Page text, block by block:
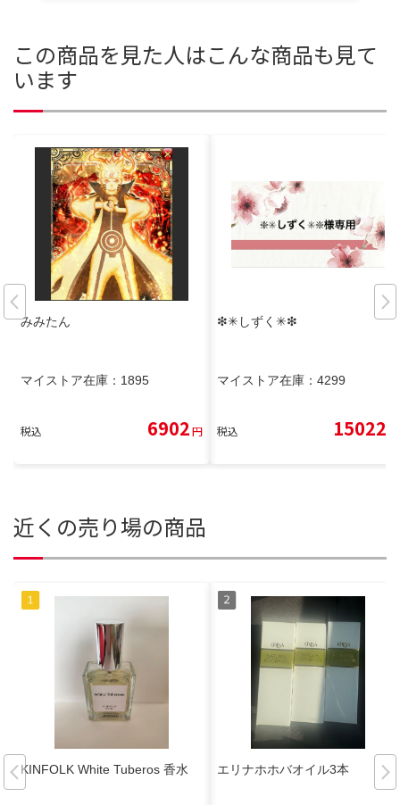
この商品を見た人はこんな商品も見て
います
みみたん
マイストア在庫： 1895
税込 6902円
❇︎✳︎しずく✳︎❇︎
マイストア在庫： 4299
税込 15022
近くの売り場の商品
KINFOLK White Tuberos 香水 エリナホホバオイル3本